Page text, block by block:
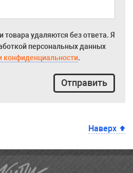
товара удаляются без ответа. Я
персональных данных
конфиденциальности.
Отправить
Наверх